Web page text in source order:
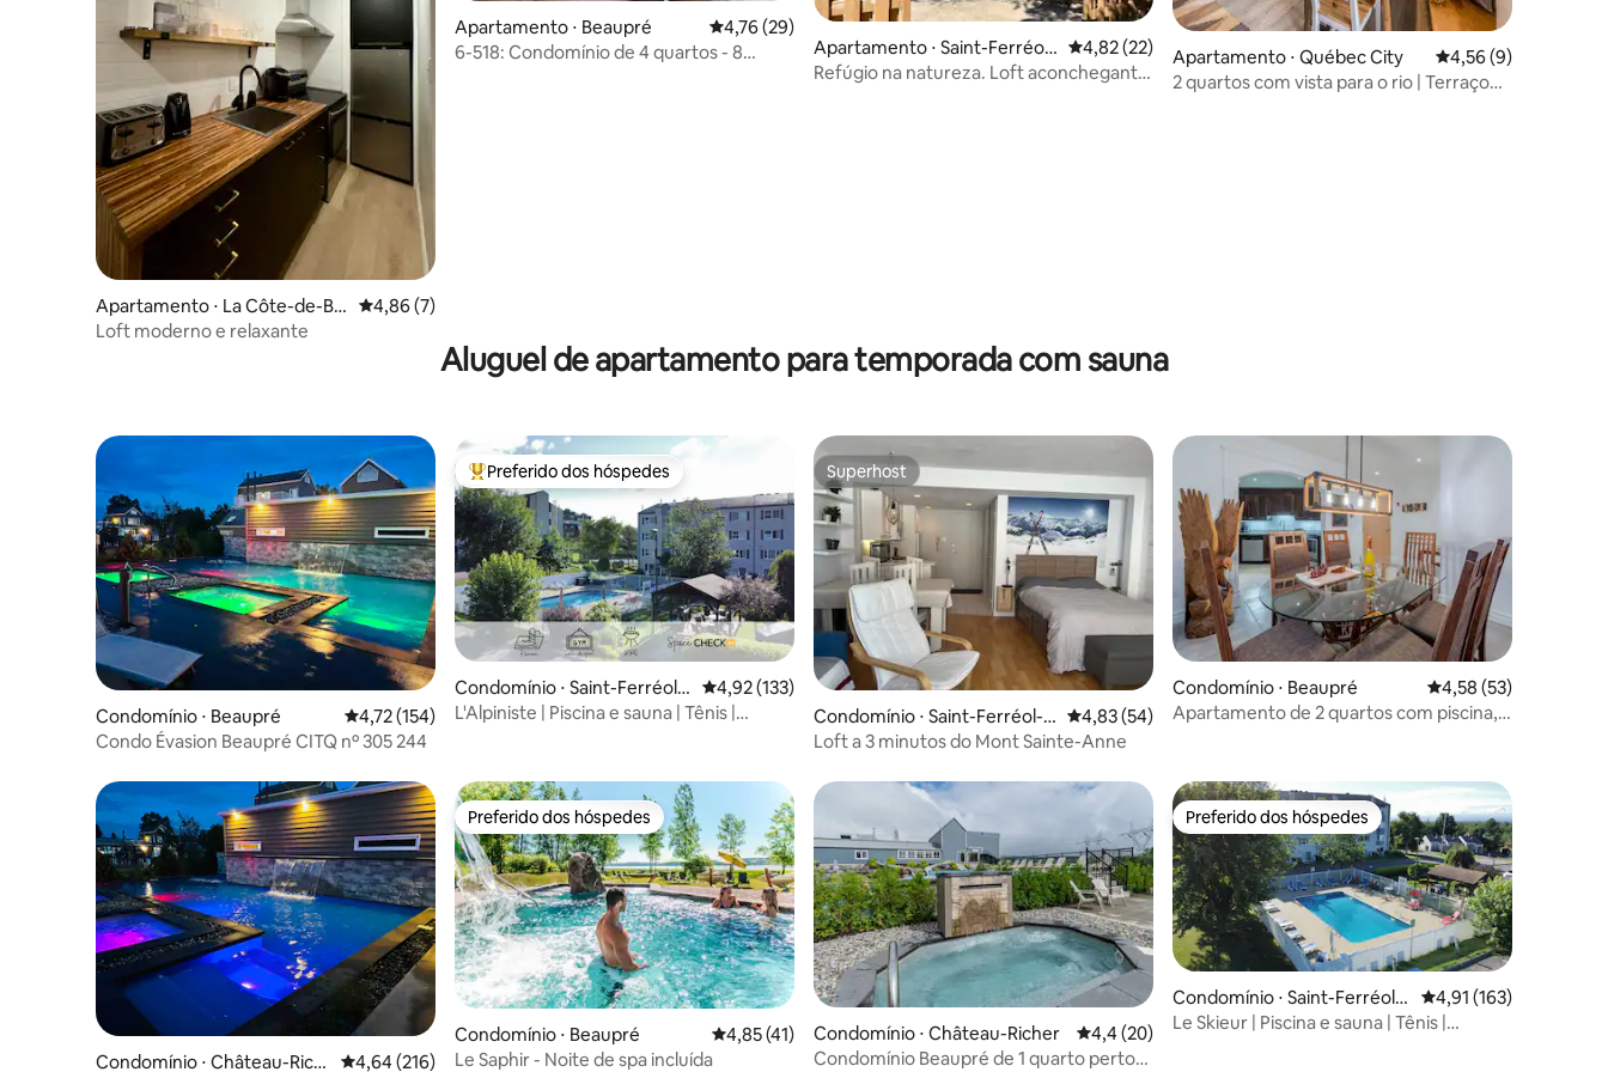
Apartamento ⋅ La Côte-de-Be
aupré Regional County Munici
4,86 de uma avaliação média de 5, 7 avaliações
4,86 (7)
Loft moderno e relaxante
Apartamento ⋅ Beaupré 4,76 de uma avaliação média de 5, 29 avaliações
4,76 (29)
6-518: Condomínio de 4 quartos - 8
Apartamento ⋅ Saint-Ferréol-l
es-Neiges
4,82 de uma avaliação média de 5, 22 avaliações
4,82 (22)
Refúgio na natureza. Loft aconchegante
Apartamento ⋅ Québec City 4,56 de uma
4,56 (9)
2 quartos com vista para o rio | Terraço
Aluguel de apartamento para temporada com sauna
Condomínio ⋅ Beaupré 4,72 de uma avaliação média de 5, 154 avaliações
4,72 (154)
Condo Évasion Beaupré CITQ nº 305 244
Entre os melhores preferidos dos hóspedes
Preferido dos hóspedes
Condomínio ⋅ Saint-Ferréol-l
es-Neiges
4,92 de uma avaliação média de 5, 133 avaliações
4,92 (133)
L'Alpiniste | Piscina e sauna | Tênis |
Superhost
Superhost
Condomínio ⋅ Saint-Ferréol-le
s-Neiges
4,83 de uma avaliação média de 5, 54 avaliações
4,83 (54)
Loft a 3 minutos do Mont Sainte-Anne
Condomínio ⋅ Beaupré 4,58 de uma
4,58 (53)
Apartamento de 2 quartos com piscina,
Condomínio ⋅ Château-Rich
4,64 de uma avaliação média de 5, 216 avaliações
4,64 (216)
Preferido dos hóspedes
Preferido dos hóspedes
Condomínio ⋅ Beaupré 4,85 de uma avaliação média de 5, 41 avaliações
4,85 (41)
Le Saphir - Noite de spa incluída
Condomínio ⋅ Château-Richer 4,4 de uma avaliação média de 5, 20 avaliações
4,4 (20)
Condomínio Beaupré de 1 quarto perto
Preferido dos hóspedes
Preferido dos hóspedes
Condomínio ⋅ Saint-Ferréol-l
es-Neiges
4,91 de uma avaliação
4,91 (163)
Le Skieur | Piscina e sauna | Tênis |